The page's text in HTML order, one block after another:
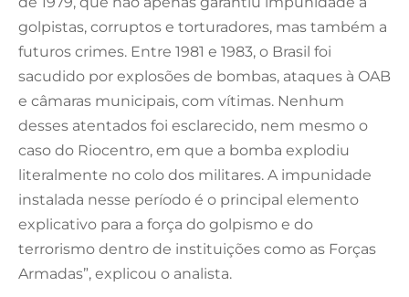
golpistas, corruptos e torturadores, mas também a
futuros crimes. Entre 1981 e 1983, o Brasil foi
sacudido por explosões de bombas, ataques à OAB
e câmaras municipais, com vítimas. Nenhum
desses atentados foi esclarecido, nem mesmo o
caso do Riocentro, em que a bomba explodiu
literalmente no colo dos militares. A impunidade
instalada nesse período é o principal elemento
explicativo para a força do golpismo e do
terrorismo dentro de instituições como as Forças
Armadas”, explicou o analista.